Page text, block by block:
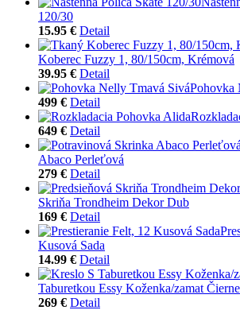
120/30
15.95 € Detail
Koberec Fuzzy 1, 80/150cm, Krémová
39.95 € Detail
Pohovka
499 € Detail
649 € Detail
Abaco Perleťová
279 € Detail
Skriňa Trondheim Dekor Dub
169 € Detail
Kusová Sada
14.99 € Detail
Taburetkou Essy Koženka/zamat Čierne
269 € Detail